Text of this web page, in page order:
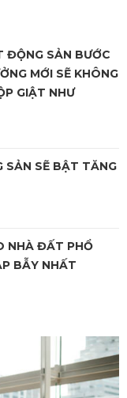
ĐỘNG SẢN BƯỚC
MỚI SẼ KHÔNG
GIẬT NHƯ
SẢN SẼ BẬT TĂNG
NHÀ ĐẤT PHỔ
BẪY NHẤT